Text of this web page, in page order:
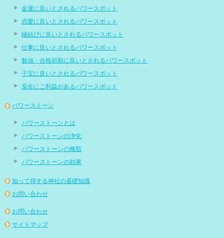
金運に良いとされるパワースポット
恋愛に良いとされるパワースポット
縁結びに良いとされるパワースポット
仕事に良いとされるパワースポット
勉強・合格祈願に良いとされるパワースポット
子宝に良いとされるパワースポット
安全にご利益があるパワースポット
パワーストーン
パワーストーンとは
パワーストーンの浄化
パワーストーンの種類
パワーストーンの効果
知って得する神社の基礎知識
お問い合わせ
お問い合わせ
サイトマップ